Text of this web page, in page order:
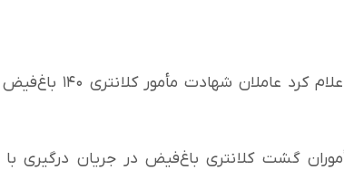
مرکز اطلاع‌رسانی فرماندهی انتظامی
گشت کلانتری باغ‌فیض در جریان درگیری